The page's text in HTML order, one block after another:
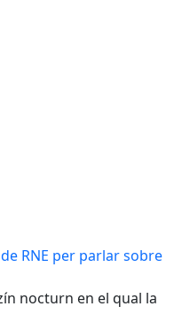
RNE per parlar sobre
nocturn en el qual la